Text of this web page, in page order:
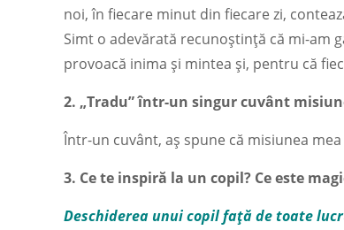
noi, în fiecare minut din fiecare zi,
Simt o adevărată recunoștință că mi-am
provoacă inima și mintea și, pentru că
2. „Tradu” într-un singur cuvânt
Într-un cuvânt, aș spune că misiunea mea
3. Ce te inspiră la un copil? Ce este
Deschiderea unui copil față de toate